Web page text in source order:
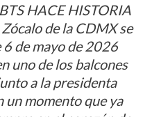
HACE HISTORIA
de la CDMX se
de mayo de 2026
uno de los balcones
a la presidenta
un momento que ya